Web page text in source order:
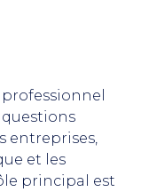
questions
entreprises,
et les
principal est